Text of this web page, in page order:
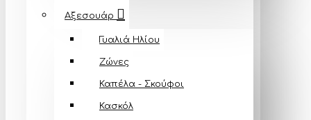
Αξεσουάρ
Γυαλιά Ηλίου
Ζώνες
Καπέλα - Σκούφοι
Κασκόλ